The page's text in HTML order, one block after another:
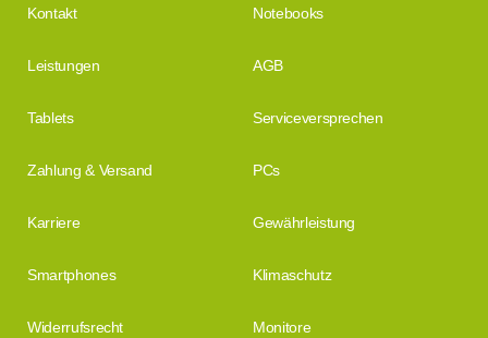
Kontakt Notebooks
Leistungen AGB
Tablets Serviceversprechen
Zahlung & Versand PCs
Karriere Gewährleistung
Smartphones Klimaschutz
Widerrufsrecht Monitore